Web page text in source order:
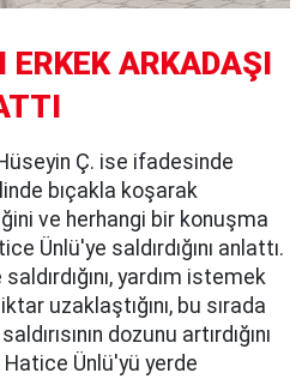
ERKEK ARKADAŞI
Ç. ise ifadesinde
bıçakla koşarak
ve herhangi bir konuşma
Ünlü'ye saldırdığını anlattı.
yardım istemek
uzaklaştığını, bu sırada
dozunu artırdığını
Hatice Ünlü'yü yerde